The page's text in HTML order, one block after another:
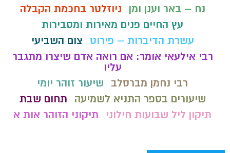
נח – באר וענן ומן
ניוזלטר בחכמת הקבלה
עץ החיים פנים מאירות ומסבירות
עשרת הדיברות – פירוט
צום השביעי
רבי אילעאי אומר: אם רואה אדם שיצרו מתגבר
עליו
רבי נחמן מברסלב
שיעור זוהר יומי
שיעורים בספר התניא לשמיעה
תחום שבת
תיקון ליל שבועות חילוני
תיקוני הזוהר אות א